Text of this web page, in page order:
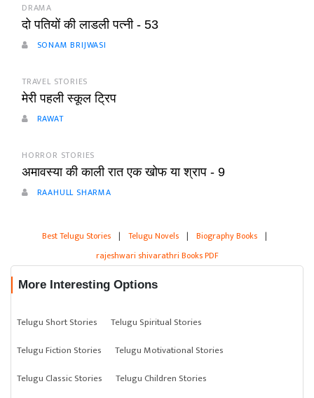
DRAMA
दो पतियों की लाडली पत्नी - 53
SONAM BRIJWASI
TRAVEL STORIES
मेरी पहली स्कूल ट्रिप
RAWAT
HORROR STORIES
अमावस्या की काली रात एक खोफ या श्राप - 9
RAAHULL SHARMA
Best Telugu Stories | Telugu Novels | Biography Books |
rajeshwari shivarathri Books PDF
More Interesting Options
Telugu Short Stories
Telugu Spiritual Stories
Telugu Fiction Stories
Telugu Motivational Stories
Telugu Classic Stories
Telugu Children Stories